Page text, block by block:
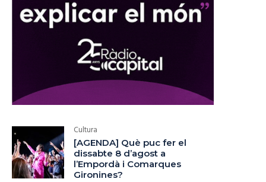
Cultura
[AGENDA] Què puc fer el
dissabte 8 d’agost a
l’Empordà i Comarques
Gironines?